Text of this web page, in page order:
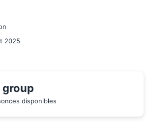
2025
disponibles